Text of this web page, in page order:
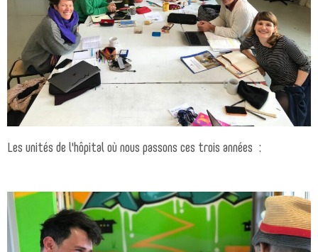
Les unités de l'hôpital où nous passons ces trois années :